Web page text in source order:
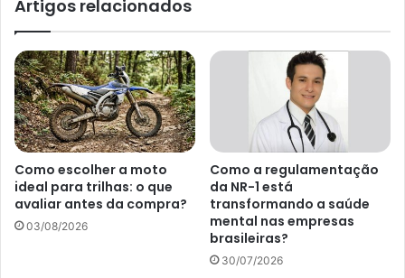
Artigos relacionados
Como escolher a moto
ideal para trilhas: o que
avaliar antes da compra?
03/08/2026
Como a regulamentação
da NR-1 está
transformando a saúde
mental nas empresas
brasileiras?
30/07/2026